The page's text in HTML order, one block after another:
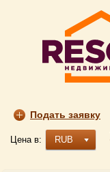
Подать заявку
Цена в: RUB